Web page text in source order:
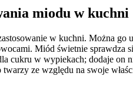
miodu w kuchni
w kuchni. Można go
Miód świetnie sprawdza
cukru w wypiekach; dodaje
ze względu na swoje